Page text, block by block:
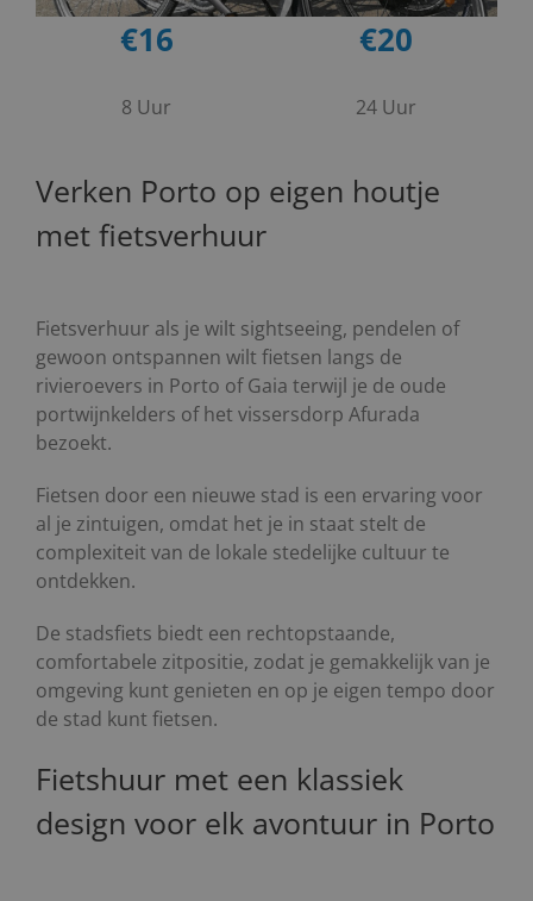
€16 €20
8 Uur 24 Uur
Verken Porto op eigen houtje
met fietsverhuur
Fietsverhuur als je wilt sightseeing, pendelen of
gewoon ontspannen wilt fietsen langs de
rivieroevers in Porto of Gaia terwijl je de oude
portwijnkelders of het vissersdorp Afurada
bezoekt.
Fietsen door een nieuwe stad is een ervaring voor
al je zintuigen, omdat het je in staat stelt de
complexiteit van de lokale stedelijke cultuur te
ontdekken.
De stadsfiets biedt een rechtopstaande,
comfortabele zitpositie, zodat je gemakkelijk van je
omgeving kunt genieten en op je eigen tempo door
de stad kunt fietsen.
Fietshuur met een klassiek
design voor elk avontuur in Porto